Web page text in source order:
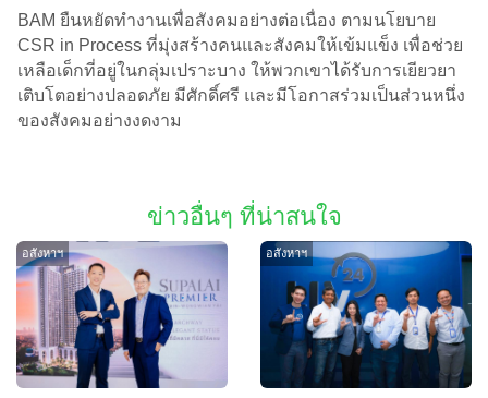
BAM ยืนหยัดทำงานเพื่อสังคมอย่างต่อเนื่อง ตามนโยบาย
CSR in Process ที่มุ่งสร้างคนและสังคมให้เข้มแข็ง เพื่อช่วย
เหลือเด็กที่อยู่ในกลุ่มเปราะบาง ให้พวกเขาได้รับการเยียวยา
เติบโตอย่างปลอดภัย มีศักดิ์ศรี และมีโอกาสร่วมเป็นส่วนหนึ่ง
ของสังคมอย่างงดงาม
ข่าวอื่นๆ ที่น่าสนใจ
อสังหาฯ อสังหาฯ